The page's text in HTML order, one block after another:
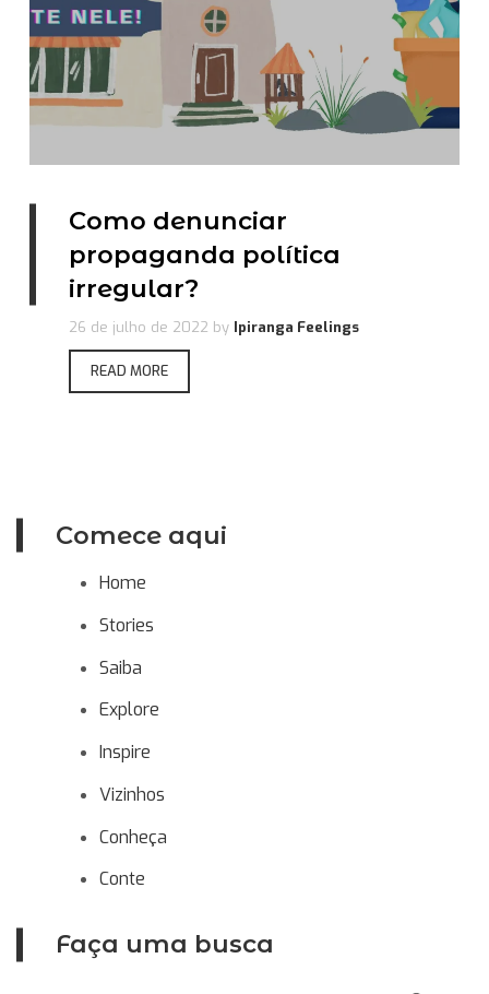
Comece aqui
Home
Stories
Saiba
Explore
Inspire
Vizinhos
Conheça
Conte
Faça uma busca
Como denunciar
propaganda política
irregular?
26 de julho de 2022 by Ipiranga Feelings
READ MORE